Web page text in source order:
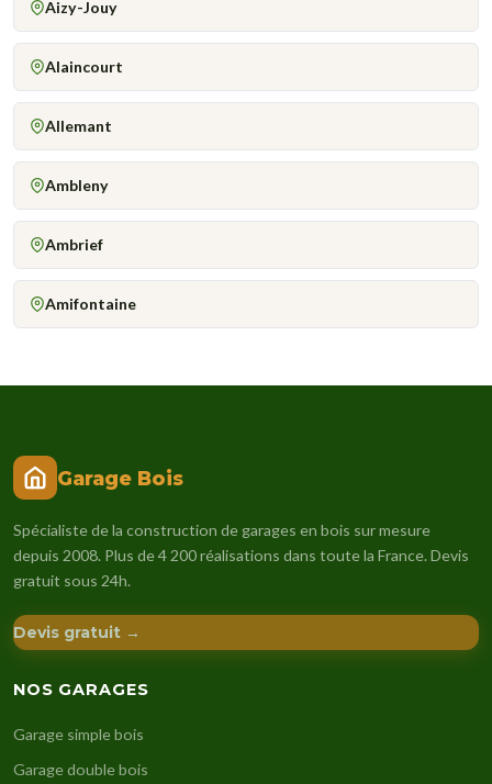
Aizy-Jouy
Alaincourt
Allemant
Ambleny
Ambrief
Amifontaine
Garage Bois
Spécialiste de la construction de garages en bois sur mesure
depuis 2008. Plus de 4 200 réalisations dans toute la France. Devis
gratuit sous 24h.
Devis gratuit →
NOS GARAGES
Garage simple bois
Garage double bois